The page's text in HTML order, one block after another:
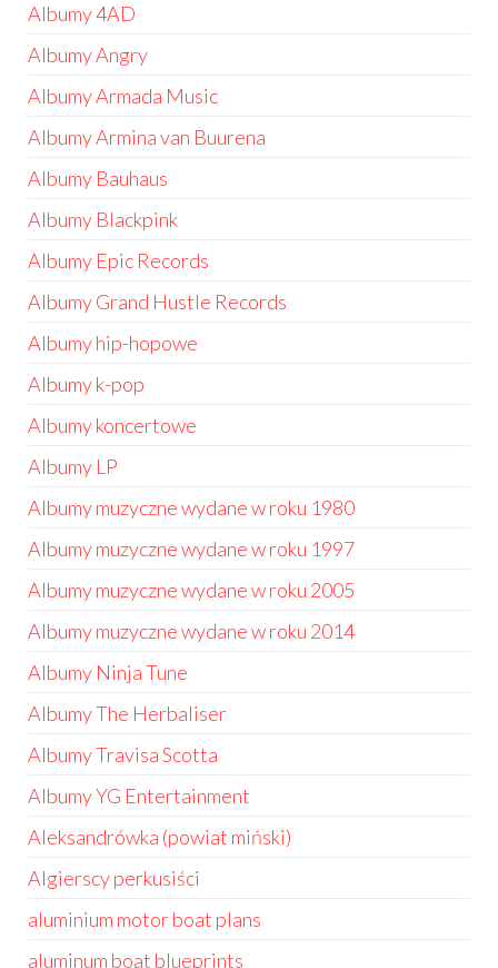
Albumy 4AD
Albumy Angry
Albumy Armada Music
Albumy Armina van Buurena
Albumy Bauhaus
Albumy Blackpink
Albumy Epic Records
Albumy Grand Hustle Records
Albumy hip-hopowe
Albumy k-pop
Albumy koncertowe
Albumy LP
Albumy muzyczne wydane w roku 1980
Albumy muzyczne wydane w roku 1997
Albumy muzyczne wydane w roku 2005
Albumy muzyczne wydane w roku 2014
Albumy Ninja Tune
Albumy The Herbaliser
Albumy Travisa Scotta
Albumy YG Entertainment
Aleksandrówka (powiat miński)
Algierscy perkusiści
aluminium motor boat plans
aluminum boat blueprints